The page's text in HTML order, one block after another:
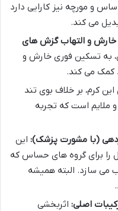
ساس و مورچه نیز کارایی دارد
می کند.
خارش و التهاب گزش های
به تسکین فوری خارش و
کمک می کند.
این کرم، بر خلاف بوی تند
ملایم است که تجربه
(با مشورت پزشک): این
را برای گروه های حساس که
می سازد. البته همیشه
اصلی: اثربخشی